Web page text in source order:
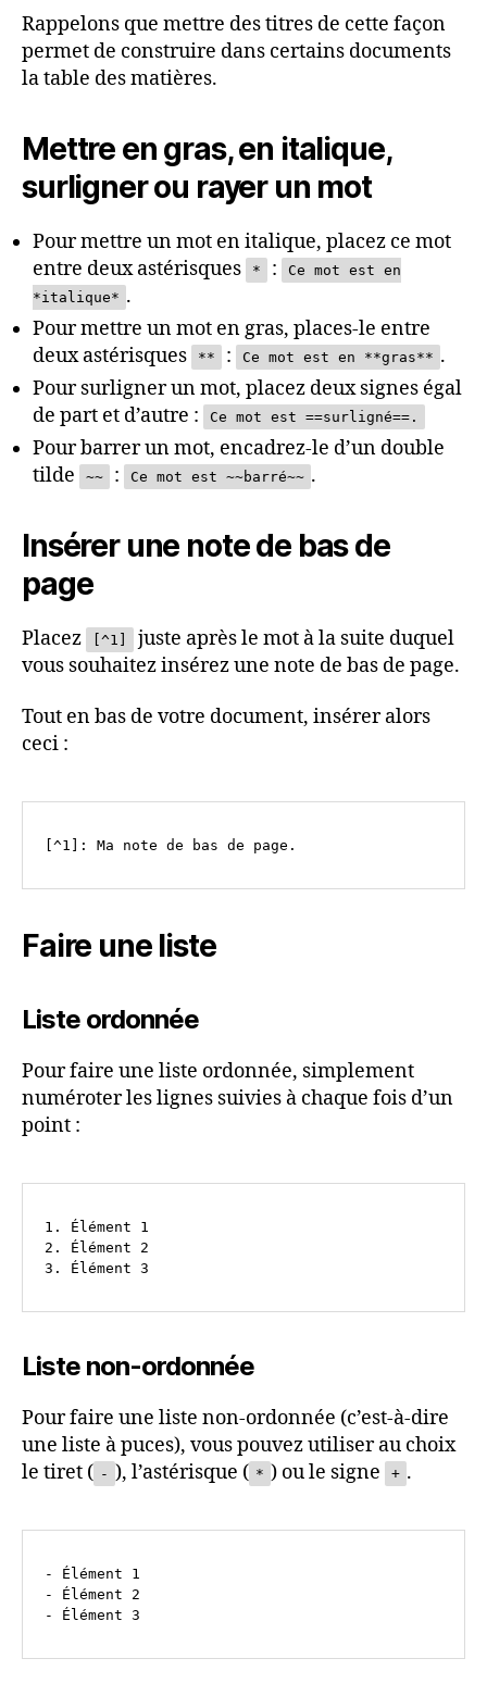
Rappelons que mettre des titres de cette façon
permet de construire dans certains documents
la table des matières.
Mettre en gras, en italique,
surligner ou rayer un mot
Pour mettre un mot en italique, placez ce mot
entre deux astérisques
* :
Ce mot est en
*italique* .
Pour mettre un mot en gras, places-le entre
deux astérisques
** : Ce mot est en **gras** .
Pour surligner un mot, placez deux signes égal
de part et d’autre :
Ce mot est ==surligné==.
Pour barrer un mot, encadrez-le d’un double
tilde
~~ : Ce mot est ~~barré~~ .
Insérer une note de bas de
page
Placez [^1]
juste après le mot à la suite duquel
vous souhaitez insérez une note de bas de page.
Tout en bas de votre document, insérer alors
ceci :
Faire une liste
Liste ordonnée
Pour faire une liste ordonnée, simplement
numéroter les lignes suivies à chaque fois d’un
point :
1. Élément 1
2. Élément 2
Liste non-ordonnée
Pour faire une liste non-ordonnée (c’est-à-dire
une liste à puces), vous pouvez utiliser au choix
le tiret ( - ), l’astérisque ( * ) ou le signe + .
- Élément 1
- Élément 2